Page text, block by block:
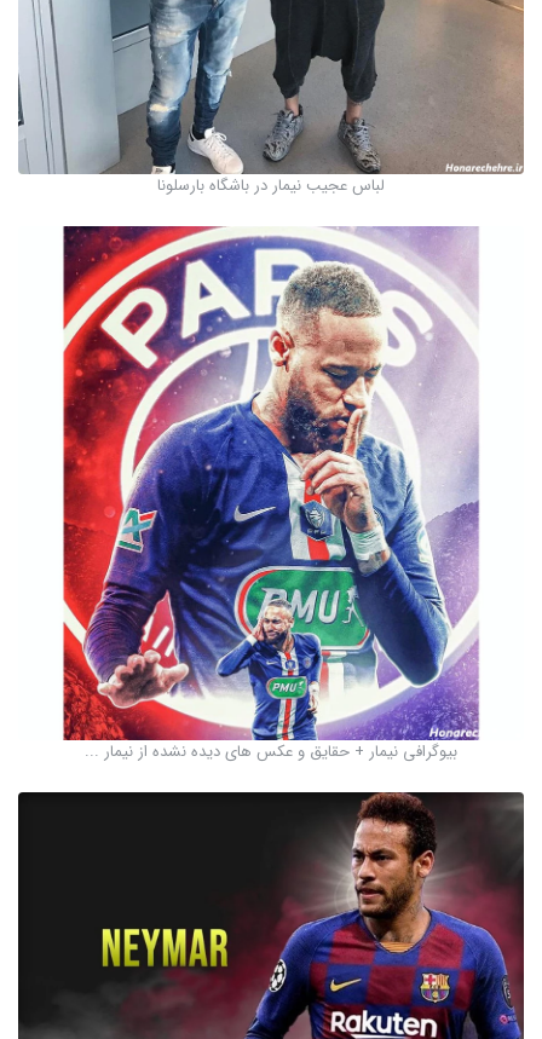
لباس عجیب نیمار در باشگاه بارسلونا
بیوگرافی نیمار + حقایق و عکس های دیده نشده از نیمار ...